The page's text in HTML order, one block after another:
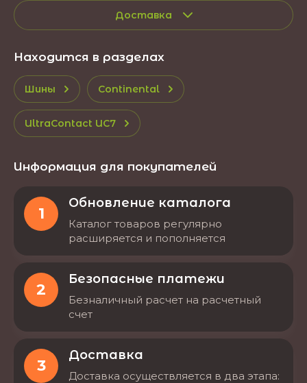
Доставка
Находится в разделах
Шины Continental
UltraContact UC7
Информация для покупателей
1
Обновление каталога
Каталог товаров регулярно
расширяется и пополняется
2
Безопасные платежи
Безналичный расчет на расчетный
счет
3
Доставка
Доставка осуществляется в два этапа: